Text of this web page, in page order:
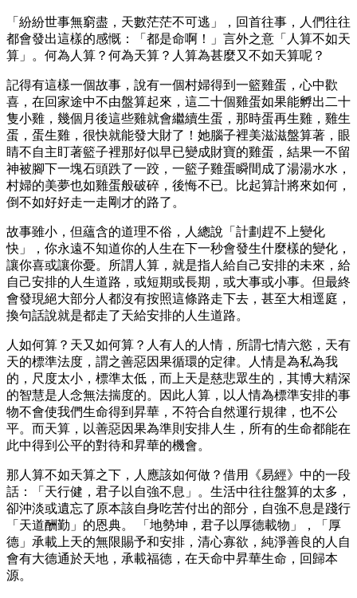
「紛紛世事無窮盡，天數茫茫不可逃」，回首往事，人們往往
都會發出這樣的感慨：「都是命啊！」言外之意「人算不如天
算」。何為人算？何為天算？人算為甚麼又不如天算呢？
記得有這樣一個故事，說有一個村婦得到一籃雞蛋，心中歡
喜，在回家途中不由盤算起來，這二十個雞蛋如果能孵出二十
隻小雞，幾個月後這些雞就會繼續生蛋，那時蛋再生雞，雞生
蛋，蛋生雞，很快就能發大財了！她腦子裡美滋滋盤算著，眼
睛不自主盯著籃子裡那好似早已變成財寶的雞蛋，結果一不留
神被腳下一塊石頭跌了一跤，一籃子雞蛋瞬間成了湯湯水水，
村婦的美夢也如雞蛋般破碎，後悔不已。比起算計將來如何，
倒不如好好走一走剛才的路了。
故事雖小，但蘊含的道理不俗，人總說「計劃趕不上變化
快」，你永遠不知道你的人生在下一秒會發生什麼樣的變化，
讓你喜或讓你憂。所謂人算，就是指人給自己安排的未來，給
自己安排的人生道路，或短期或長期，或大事或小事。但最終
會發現絕大部分人都沒有按照這條路走下去，甚至大相逕庭，
換句話說就是都走了天給安排的人生道路。
人如何算？天又如何算？人有人的人情，所謂七情六慾，天有
天的標準法度，謂之善惡因果循環的定律。人情是為私為我
的，尺度太小，標準太低，而上天是慈悲眾生的，其博大精深
的智慧是人念無法揣度的。因此人算，以人情為標準安排的事
物不會使我們生命得到昇華，不符合自然運行規律，也不公
平。而天算，以善惡因果為準則安排人生，所有的生命都能在
此中得到公平的對待和昇華的機會。
那人算不如天算之下，人應該如何做？借用《易經》中的一段
話：「天行健，君子以自強不息」。生活中往往盤算的太多，
卻沖淡或遺忘了原本該自身吃苦付出的部分，自強不息是踐行
「天道酬勤」的恩典。 「地勢坤，君子以厚德載物」，「厚
德」承載上天的無限賜予和安排，清心寡欲，純淨善良的人自
會有大德通於天地，承載福德，在天命中昇華生命，回歸本
源。